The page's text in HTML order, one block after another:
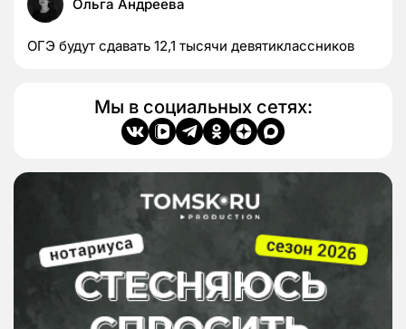
Ольга Андреева
ОГЭ будут сдавать 12,1 тысячи девятиклассников
Мы в социальных сетях: